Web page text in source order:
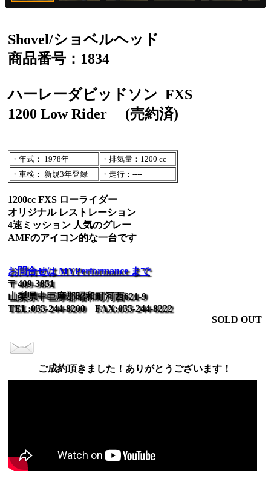
Shovel/ショベルヘッド
商品番号：1834
ハーレーダビッドソン FXS
1200 Low Rider
(売約済)
・年式： 1978年
・排気量：1200 cc
・車検： 新規3年登録
・走行：----
1200cc FXS ローライダー
オリジナル レストレーション
4速ミッション 人気のグレー
AMFのアイコン的な一台です
お問合せは MYPerformance まで
〒409-3851
山梨県中巨摩郡昭和町河西621-9
TEL:055-244-8200 FAX:055-244-8222
SOLD OUT
ご成約頂きました！ありがとうございます！